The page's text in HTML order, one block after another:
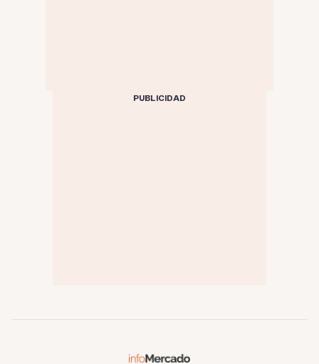
PUBLICIDAD